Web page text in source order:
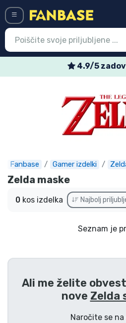
4.9/5
Fanbase Gamer izdelki
Zelda maske
0 kos izdelka Najbolj
Seznam je
Ali me želite
nove Zelda
Naročite se na
Najnovejsi izdelki
Prodajni izdelki
Ekspresna dostava
Prednaročila
Outlet izdelki
Dostava in plačilo
Tv serijske izdelki
Filmske izdelki
Risani izdelki